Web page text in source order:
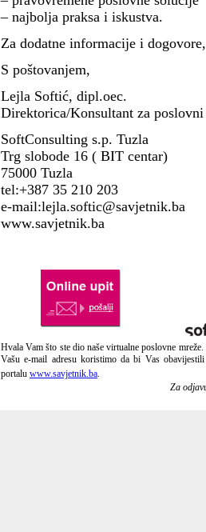
– najbolja praksa i iskustva.
Za dodatne informacije i
S poštovanjem,
Lejla Softić, dipl.oec.
Direktorica/Konsultant za
SoftConsulting s.p. Tuzla
Trg slobode 16 ( BIT centar)
75000 Tuzla
tel:+387 35 210 203
e-mail:lejla.softic@savjetnik.ba
www.savjetnik.ba
Hvala Vam što ste dio naše virtualne poslovne
Vašu e-mail adresu koristimo da bi Vas
portalu www.savjetnik.ba.
Za